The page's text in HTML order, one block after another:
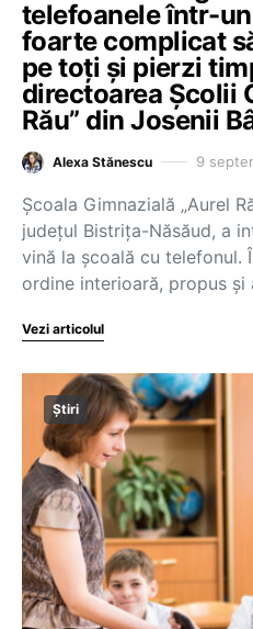
telefoanele într-
foarte complicat
pe toți și pierzi
directoarea Școlii
Rău” din Josenii
Alexa Stănescu 9
Școala Gimnazială „Aurel
județul Bistrița-Năsăud, a
vină la școală cu telefonul.
ordine interioară, propus
Vezi articolul
Știri